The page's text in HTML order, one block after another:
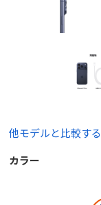
他モデルと比較する
カラー